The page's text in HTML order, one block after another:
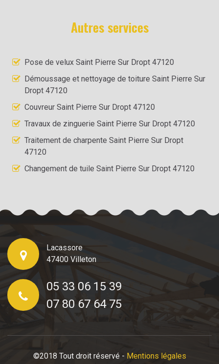
Autres services
Pose de velux Saint Pierre Sur Dropt 47120
Démoussage et nettoyage de toiture Saint Pierre Sur
Dropt 47120
Couvreur Saint Pierre Sur Dropt 47120
Travaux de zinguerie Saint Pierre Sur Dropt 47120
Traitement de charpente Saint Pierre Sur Dropt
47120
Changement de tuile Saint Pierre Sur Dropt 47120
Lacassore
47400 Villeton
05 33 06 15 39
07 80 67 64 75
©2018 Tout droit réservé - Mentions légales